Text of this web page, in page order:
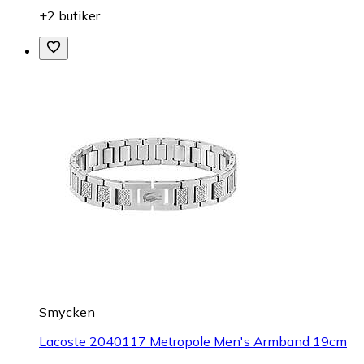
+2 butiker
Smycken
Lacoste 2040117 Metropole Men's Armband 19cm